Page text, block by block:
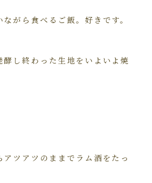
がら食べるご飯。好きです。
酵し終わった生地をいよいよ焼
アツアツのままでラム酒をたっ